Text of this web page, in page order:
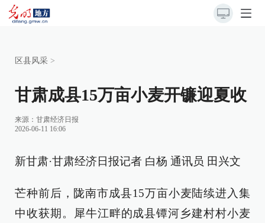
区县风采 >
甘肃成县15万亩小麦开镰迎夏收
来源： 甘肃经济日报
2026-06-11 16:06
新甘肃·甘肃经济日报记者 白杨 通讯员 田兴文
芒种前后，陇南市成县15万亩小麦陆续进入集
中收获期。犀牛江畔的成县镡河乡建村村小麦